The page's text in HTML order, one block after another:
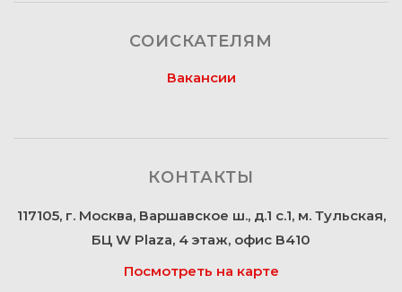
СОИСКАТЕЛЯМ
Вакансии
КОНТАКТЫ
117105, г. Москва, Варшавское ш., д.1 с.1, м. Тульская,
БЦ W Plaza, 4 этаж, офис В410
Посмотреть на карте